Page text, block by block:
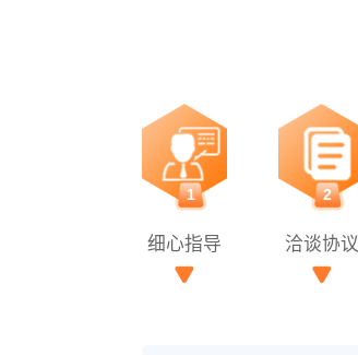
1
细心指导
2
洽谈协议